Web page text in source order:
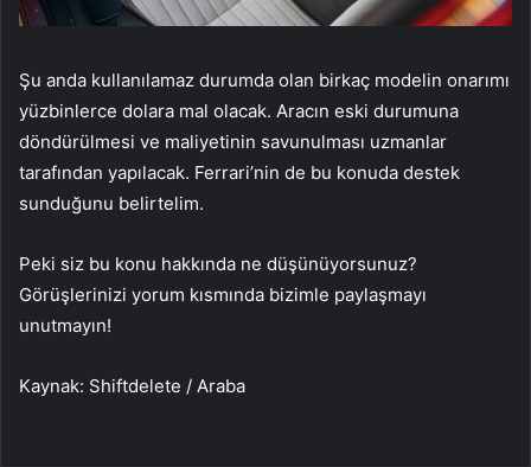
Şu anda kullanılamaz durumda olan birkaç modelin onarımı
yüzbinlerce dolara mal olacak. Aracın eski durumuna
döndürülmesi ve maliyetinin savunulması uzmanlar
tarafından yapılacak. Ferrari’nin de bu konuda destek
sunduğunu belirtelim.
Peki siz bu konu hakkında ne düşünüyorsunuz?
Görüşlerinizi yorum kısmında bizimle paylaşmayı
unutmayın!
Kaynak: Shiftdelete / Araba